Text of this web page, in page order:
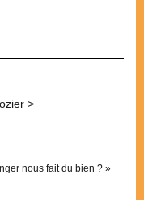
>
nous fait du bien ? »